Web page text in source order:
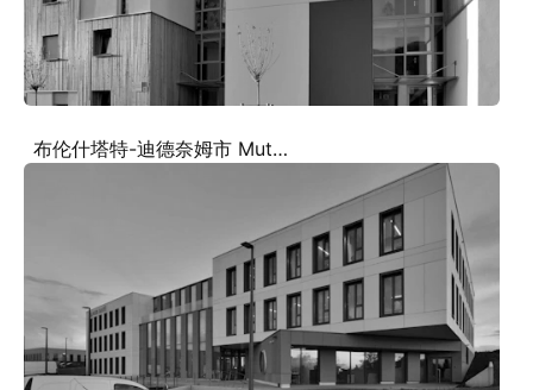
布伦什塔特-迪德奈姆市 Muta Santé 总部